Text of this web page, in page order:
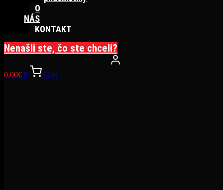
O
NÁS
KONTAKT
Nenašli ste, čo ste chceli?
0,00€ 0 Cart